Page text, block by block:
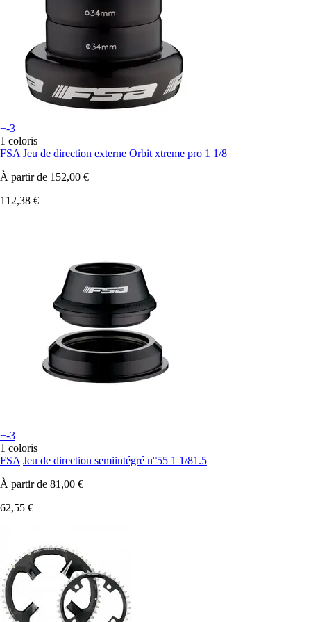
+-3
1 coloris
FSA Jeu de direction externe Orbit xtreme pro 1 1/8
À partir de 152,00 €
112,38 €
+-3
1 coloris
FSA Jeu de direction semiintégré n°55 1 1/81.5
À partir de 81,00 €
62,55 €